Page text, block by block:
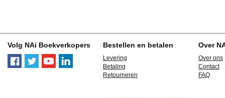
Volg NAi Boekverkopers Bestellen en betalen
Levering
Betaling
Retourneren
Over
Over ons
Contact
FAQ